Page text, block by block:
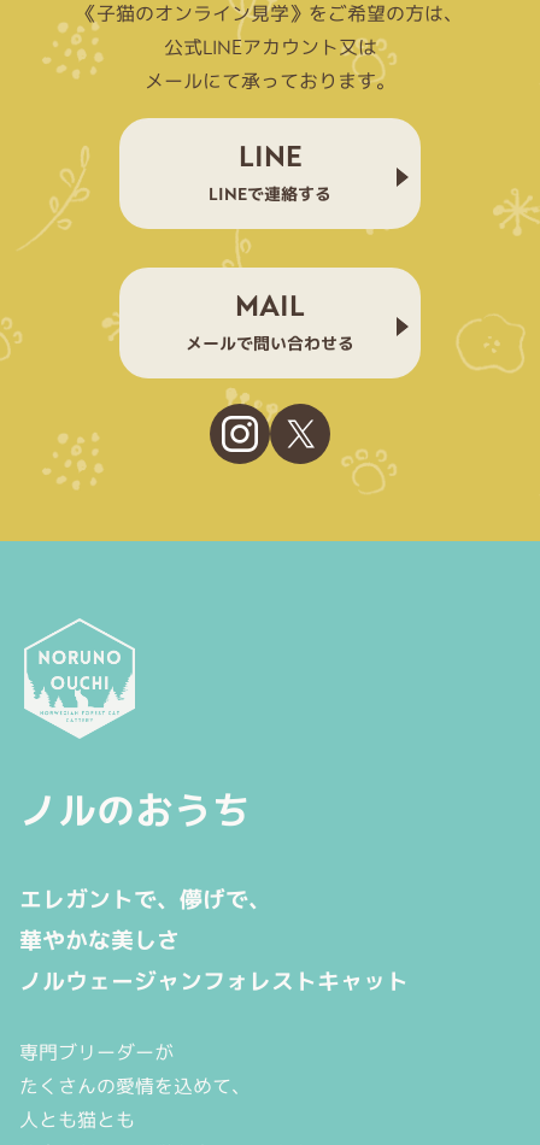
《子猫のオンライン見学》をご希望の方は、
公式LINEアカウント又は
メールにて承っております。
LINE
LINEで連絡する
MAIL
メールで問い合わせる
ノルのおうち
エレガントで、儚げで、
華やかな美しさ
ノルウェージャンフォレストキャット
専門ブリーダーが
たくさんの愛情を込めて、
人とも猫とも